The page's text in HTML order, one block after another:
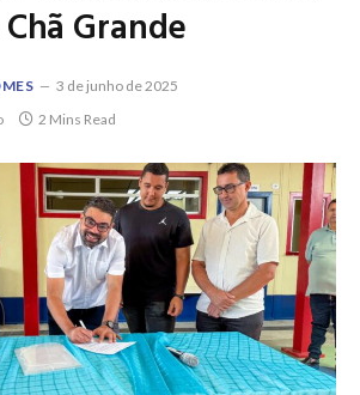
Grande
3 de junho de 2025
2 Mins Read